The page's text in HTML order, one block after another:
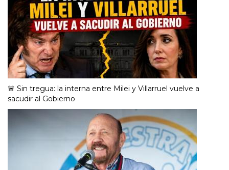
🚨 Sin tregua: la interna entre Milei y Villarruel vuelve a
sacudir al Gobierno